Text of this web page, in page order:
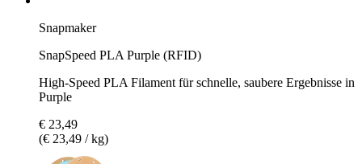
Snapmaker
SnapSpeed PLA Purple (RFID)
High-Speed PLA Filament für schnelle, saubere Ergebnisse in
Purple
€ 23,49
(€ 23,49 / kg)